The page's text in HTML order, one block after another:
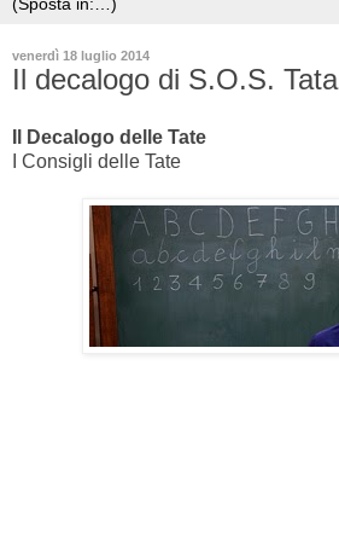
venerdì 18 luglio 2014
Il decalogo di S.O.S. Tata
Il Decalogo delle Tate
I Consigli delle Tate